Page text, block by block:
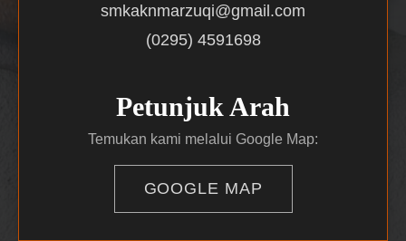
smkaknmarzuqi@gmail.com
(0295) 4591698
Petunjuk Arah
Temukan kami melalui Google Map:
GOOGLE MAP